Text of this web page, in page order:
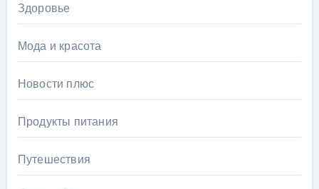
Здоровье
Мода и красота
Новости плюс
Продукты питания
Путешествия